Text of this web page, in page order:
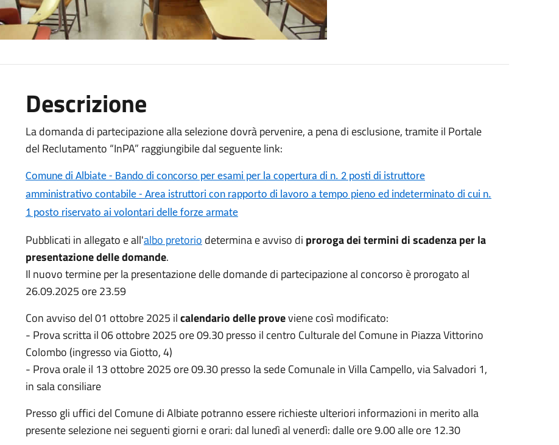
Descrizione
La domanda di partecipazione alla selezione dovrà pervenire, a pena di esclusione, tramite il Portale
del Reclutamento “InPA” raggiungibile dal seguente link:
Comune di Albiate - Bando di concorso per esami per la copertura di n. 2 posti di istruttore
amministrativo contabile - Area istruttori con rapporto di lavoro a tempo pieno ed indeterminato di cui n.
1 posto riservato ai volontari delle forze armate
Pubblicati in allegato e all'albo pretorio determina e avviso di proroga dei termini di scadenza per la
presentazione delle domande.
Il nuovo termine per la presentazione delle domande di partecipazione al concorso è prorogato al
26.09.2025 ore 23.59
Con avviso del 01 ottobre 2025 ilcalendario delle proveviene così modificato:
- Prova scritta il 06 ottobre 2025 ore 09.30 presso il centro Culturale del Comune in Piazza Vittorino
Colombo (ingresso via Giotto, 4)
- Prova orale il 13 ottobre 2025 ore 09.30 presso la sede Comunale in Villa Campello, via Salvadori 1,
in sala consiliare
Presso gli uffici del Comune di Albiate potranno essere richieste ulteriori informazioni in merito alla
presente selezione nei seguenti giorni e orari: dal lunedì al venerdì: dalle ore 9.00 alle ore 12.30